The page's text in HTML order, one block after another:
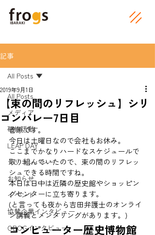
記事
All Posts
メディア
研修活動
LEAP DAY
シリコンバレー
お知らせ
イベント
協賛企業インタビュー
OBOGインタビュー
All Posts
【束の間のリフレッシュ】シリ
コンバレー7日目
2019年9月1日
菅原です。
今日は土曜日なので会社もお休み。
ここまでかなりハードなスケジュールで
取り組んでいたので、束の間のリフレッ
シュできる時間ですね。
本日は日中は近隣の歴史館やショッピン
グセンターに立ち寄ります。
(と言っても夜から吉田弁護士のオンライ
ン講義とメンタリングがあります。)
コンピューター歴史博物館